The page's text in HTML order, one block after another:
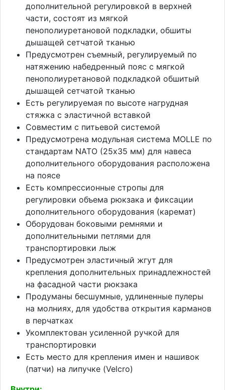
дополнительной регулировкой в верхней
части, состоят из мягкой
пенополиуретановой подкладки, обшиты
дышащей сетчатой тканью
Предусмотрен съемный, регулируемый по
натяжению набедренный пояс с мягкой
пенополиуретановой подкладкой обшитый
дышащей сетчатой тканью
Есть регулируемая по высоте нагрудная
стяжка с эластичной вставкой
Совместим с питьевой системой
Предусмотрена модульная система MOLLE по
стандартам NATO (25х35 мм) для навеса
дополнительного оборудования расположена
на поясе
Есть компрессионные стропы для
регулировки объема рюкзака и фиксации
дополнительного оборудования (каремат)
Оборудован боковыми ремнями и
дополнительными петлями для
транспортировки лыж
Предусмотрен эластичный жгут для
крепления дополнительных принадлежностей
на фасадной части рюкзака
Продуманы бесшумные, удлиненные пулеры
на молниях, для удобства открытия карманов
в перчатках
Укомплектован усиленной ручкой для
транспортировки
Есть место для крепления имен и нашивок
(патчи) на липучке (Velcro)